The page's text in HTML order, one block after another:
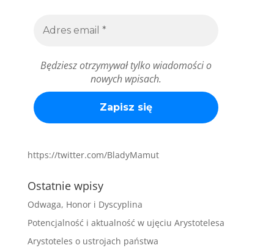
Będziesz otrzymywał tylko wiadomości o
nowych wpisach.
https://twitter.com/BladyMamut
Ostatnie wpisy
Odwaga, Honor i Dyscyplina
Potencjalność i aktualność w ujęciu Arystotelesa
Arystoteles o ustrojach państwa